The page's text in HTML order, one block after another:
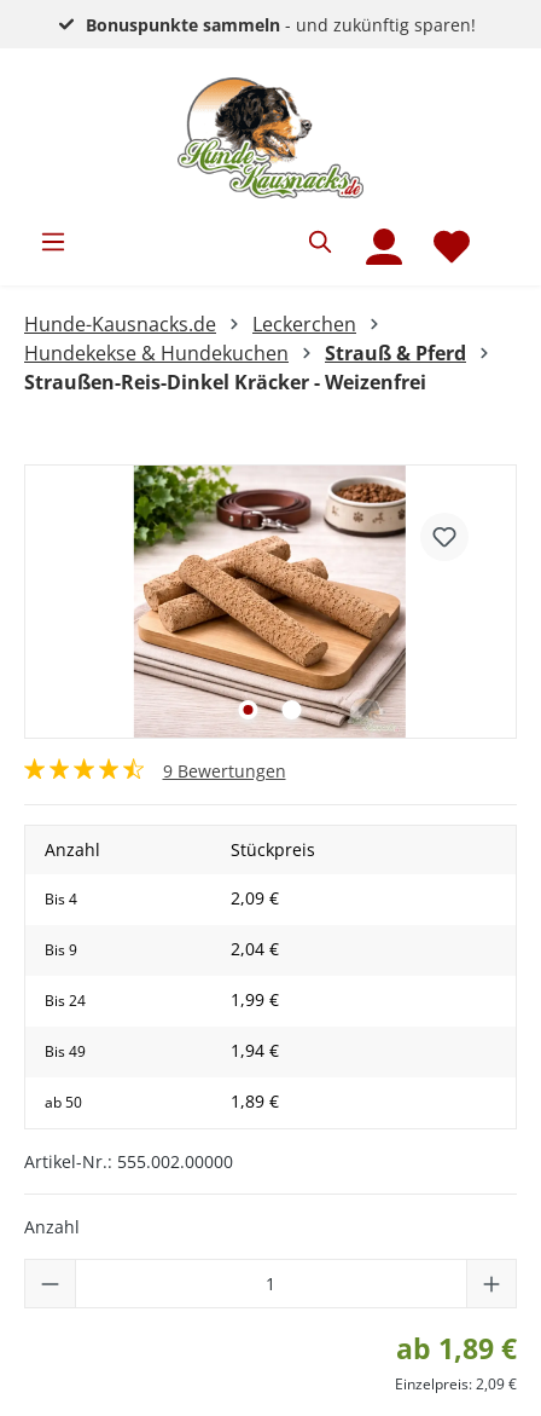
Bonuspunkte sammeln - und zukünftig sparen!
Hunde-Kausnacks.de
Leckerchen
Hundekekse & Hundekuchen
Strauß & Pferd
Straußen-Reis-Dinkel Kräcker - Weizenfrei
9 Bewertungen
Anzahl Stückpreis
Bis4 2,09 €
Bis9 2,04 €
Bis24 1,99 €
Bis49 1,94 €
ab50 1,89 €
Artikel-Nr.: 555.002.00000
Anzahl
ab 1,89 €
Einzelpreis: 2,09 €